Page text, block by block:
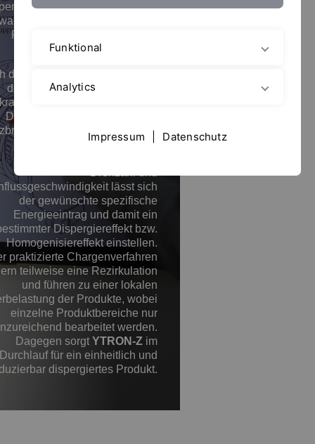
Stoffe werden in einer
durch das in der
Regel dreireihige Zahnkranz-
Labyrinth geführt.
das InLine-Prinzip erfolgt eine
definierte und reproduzierbare
bereits in einem
Durchlauf. Mit den Parametern
Anzahl und Abstand der
Scherschlitze, Anzahl der
lässt sich
der gewünschte spezifische
Energieeintrag und damit ein
Dispergiereffekt bzw.
Homogenisiereffekt einstellen.
praktizierte Chargenverfahren
teilweise eine Rezirkulation
und führen zu einer lokalen
der Produkte, wobei
einzelne Produktbereiche nur
bearbeitet werden.
Dagegen sorgt YTRON-Z im
Durchlauf für ein einheitlich und
dispergiertes Produkt.
Funktional
Analytics
Impressum Datenschutz